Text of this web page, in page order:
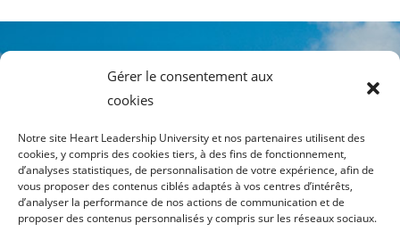
Gérer le consentement aux
cookies
Notre site Heart Leadership University et nos partenaires utilisent des
cookies, y compris des cookies tiers, à des fins de fonctionnement,
d’analyses statistiques, de personnalisation de votre expérience, afin de
vous proposer des contenus ciblés adaptés à vos centres d’intérêts,
d’analyser la performance de nos actions de communication et de
proposer des contenus personnalisés y compris sur les réseaux sociaux.
INFOS PLAN DU SITE